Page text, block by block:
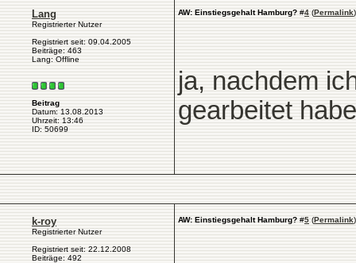
Lang
Registrierter Nutzer
Registriert seit: 09.04.2005
Beiträge: 463
Lang: Offline
Beitrag
Datum: 13.08.2013
Uhrzeit: 13:46
ID: 50699
AW: Einstiegsgehalt Hamburg? #4 (Permalink)
ja, nachdem
gearbeitet habe
k-roy
Registrierter Nutzer
Registriert seit: 22.12.2008
Beiträge: 492
AW: Einstiegsgehalt Hamburg? #5 (Permalink)